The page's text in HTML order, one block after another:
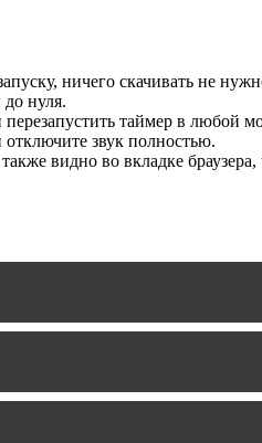
ничего скачивать не
нуля.
таймер в любой
звук полностью.
видно во вкладке